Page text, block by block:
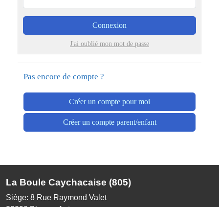
Connexion
J'ai oublié mon mot de passe
Pas encore de compte ?
Créer un compte pour moi
Créer un compte parent/enfant
La Boule Caychacaise (805)
Siège: 8 Rue Raymond Valet